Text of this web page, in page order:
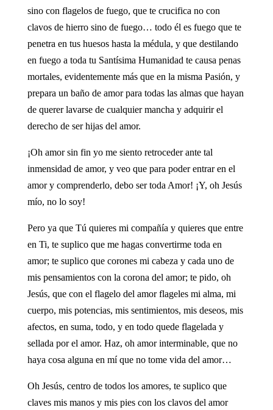
sino con flagelos de fuego, que te crucifica no con
clavos de hierro sino de fuego… todo él es fuego que te
penetra en tus huesos hasta la médula, y que destilando
en fuego a toda tu Santísima Humanidad te causa penas
mortales, evidentemente más que en la misma Pasión, y
prepara un baño de amor para todas las almas que hayan
de querer lavarse de cualquier mancha y adquirir el
derecho de ser hijas del amor.
¡Oh amor sin fin yo me siento retroceder ante tal
inmensidad de amor, y veo que para poder entrar en el
amor y comprenderlo, debo ser toda Amor! ¡Y, oh Jesús
mío, no lo soy!
Pero ya que Tú quieres mi compañía y quieres que entre
en Ti, te suplico que me hagas convertirme toda en
amor; te suplico que corones mi cabeza y cada uno de
mis pensamientos con la corona del amor; te pido, oh
Jesús, que con el flagelo del amor flageles mi alma, mi
cuerpo, mis potencias, mis sentimientos, mis deseos, mis
afectos, en suma, todo, y en todo quede flagelada y
sellada por el amor. Haz, oh amor interminable, que no
haya cosa alguna en mí que no tome vida del amor…
Oh Jesús, centro de todos los amores, te suplico que
claves mis manos y mis pies con los clavos del amor